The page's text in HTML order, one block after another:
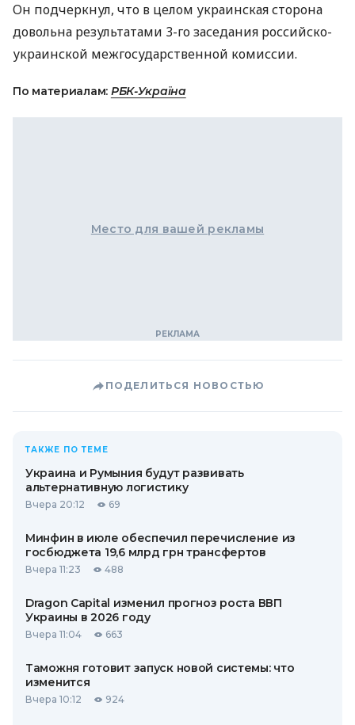
Он подчеркнул, что в целом украинская сторона
довольна результатами 3-го заседания российско-
украинской межгосударственной комиссии.
По материалам: РБК-Україна
Место для вашей рекламы
ПОДЕЛИТЬСЯ НОВОСТЬЮ
ТАКЖЕ ПО ТЕМЕ
Украина и Румыния будут развивать
альтернативную логистику
Вчера 20:12 69
Минфин в июле обеспечил перечисление из
госбюджета 19,6 млрд грн трансфертов
Вчера 11:23 488
Dragon Capital изменил прогноз роста ВВП
Украины в 2026 году
Вчера 11:04 663
Таможня готовит запуск новой системы: что
изменится
Вчера 10:12 924